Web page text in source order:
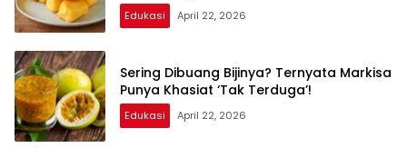
Edukasi April 22, 2026
Sering Dibuang Bijinya? Ternyata Markisa
Punya Khasiat ‘Tak Terduga’!
Edukasi April 22, 2026